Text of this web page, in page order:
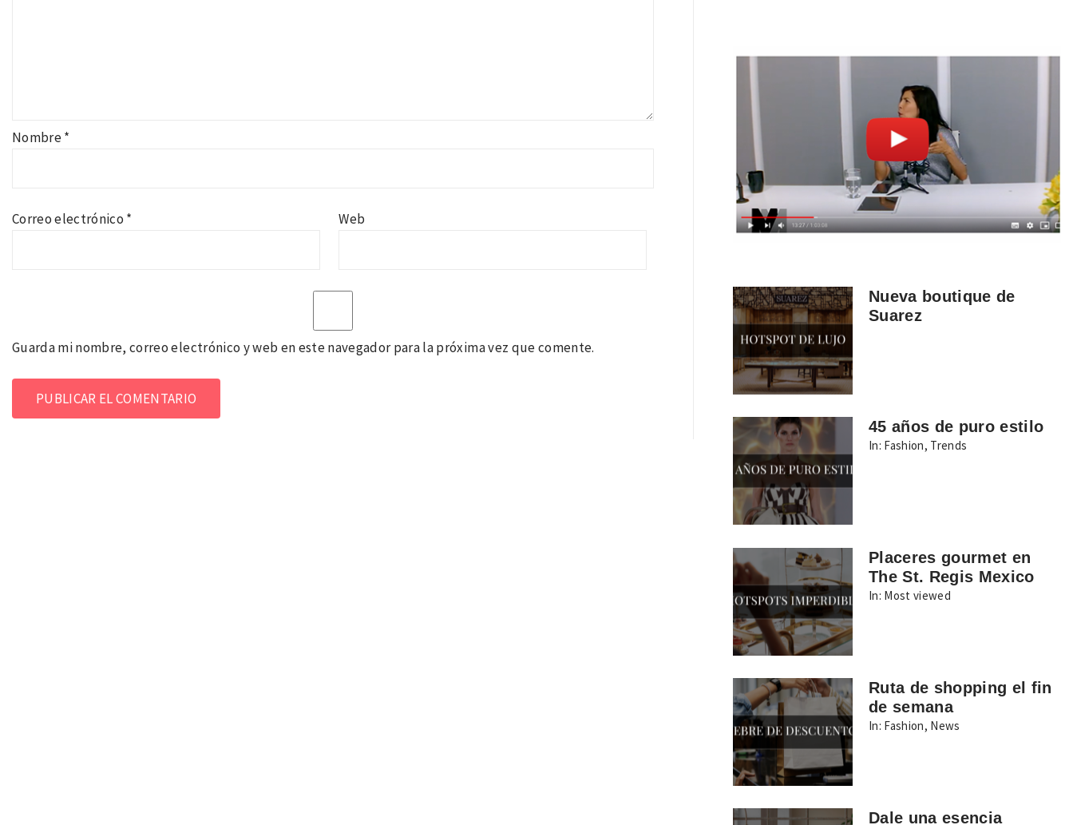
Nombre*
Correo electrónico * Web
Guarda mi nombre, correo electrónico y web en este navegador para la próxima vez que comente.
Nueva boutique de
Suarez
45 años de puro estilo
In: Fashion, Trends
Placeres gourmet en
The St. Regis Mexico
In: Most viewed
Ruta de shopping el fin
de semana
In: Fashion, News
Dale una esencia